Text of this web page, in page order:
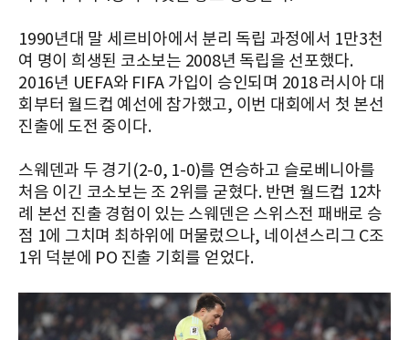
1990년대 말 세르비아에서 분리 독립 과정에서 1만3천
여 명이 희생된 코소보는 2008년 독립을 선포했다.
2016년 UEFA와 FIFA 가입이 승인되며 2018 러시아 대
회부터 월드컵 예선에 참가했고, 이번 대회에서 첫 본선
진출에 도전 중이다.
스웨덴과 두 경기(2-0, 1-0)를 연승하고 슬로베니아를
처음 이긴 코소보는 조 2위를 굳혔다. 반면 월드컵 12차
례 본선 진출 경험이 있는 스웨덴은 스위스전 패배로 승
점 1에 그치며 최하위에 머물렀으나, 네이션스리그 C조
1위 덕분에 PO 진출 기회를 얻었다.